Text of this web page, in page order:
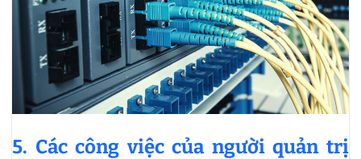
5. Các công việc của người quản trị